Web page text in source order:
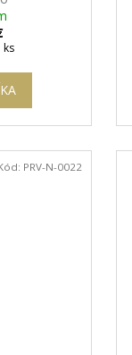
ks
PRV-N-0022